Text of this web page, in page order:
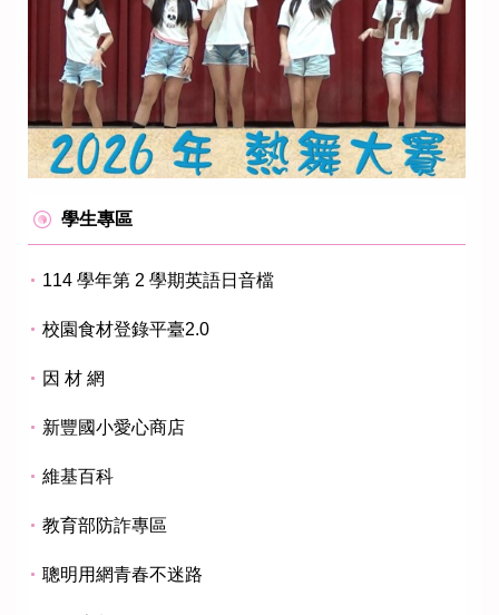
學生專區
114 學年第 2 學期英語日音檔
校園食材登錄平臺2.0
因 材 網
新豐國小愛心商店
維基百科
教育部防詐專區
聰明用網青春不迷路